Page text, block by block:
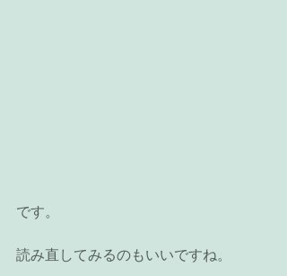
です。
読み直してみるのもいいですね。